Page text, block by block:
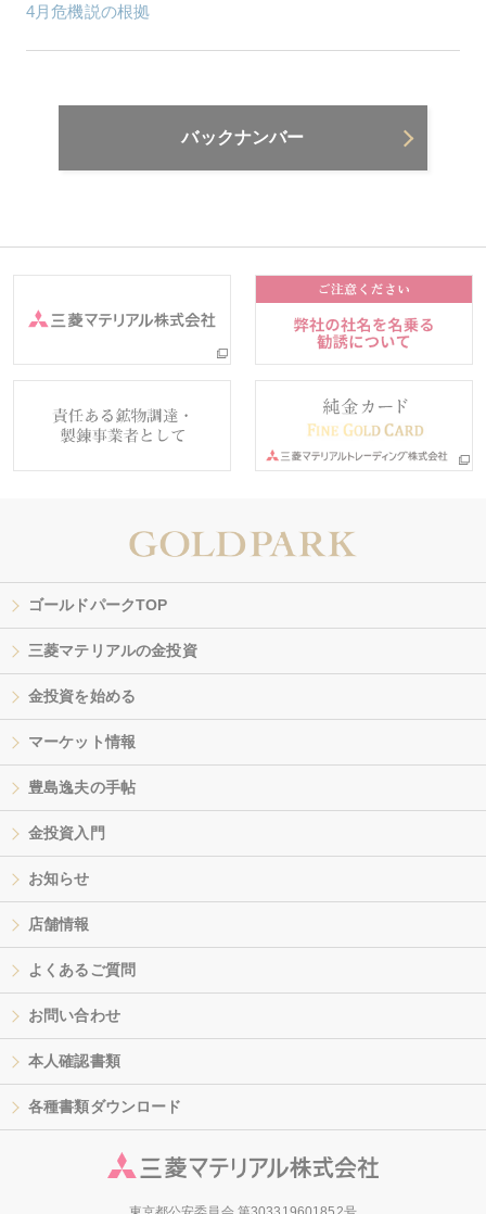
4月危機説の根拠
バックナンバー
ゴールドパークTOP
三菱マテリアルの金投資
金投資を始める
マーケット情報
豊島逸夫の手帖
金投資入門
お知らせ
店舗情報
よくあるご質問
お問い合わせ
本人確認書類
各種書類ダウンロード